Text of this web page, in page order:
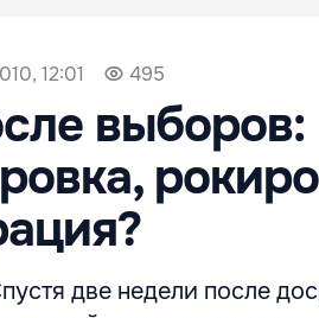
12:01 495
выборов:
две недели после